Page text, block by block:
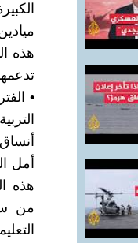
هذه
•
أمل
هذه
من